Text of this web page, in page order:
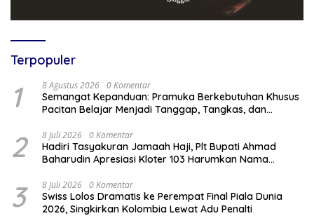
Terpopuler
1 8 Agustus 2026 0 Komentar
Semangat Kepanduan: Pramuka Berkebutuhan Khusus
Pacitan Belajar Menjadi Tanggap, Tangkas, dan
2 8 Juli 2026 0 Komentar
Hadiri Tasyakuran Jamaah Haji, Plt Bupati Ahmad
Baharudin Apresiasi Kloter 103 Harumkan Nama
3 8 Juli 2026 0 Komentar
Swiss Lolos Dramatis ke Perempat Final Piala Dunia
2026, Singkirkan Kolombia Lewat Adu Penalti